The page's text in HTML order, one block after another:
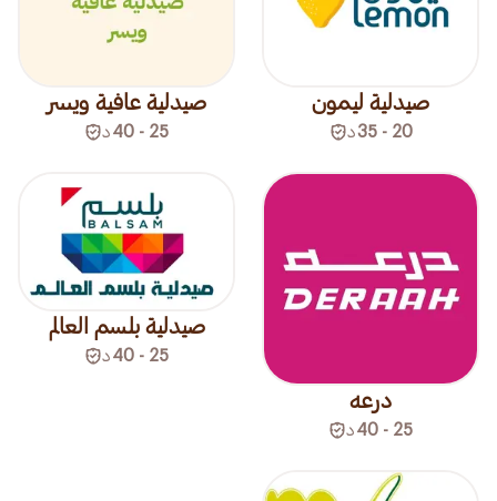
صيدلية ليمون
20 - 35 د
صيدلية عافية ويسر
25 - 40 د
درعه
25 - 40 د
صيدلية بلسم العالم
25 - 40 د